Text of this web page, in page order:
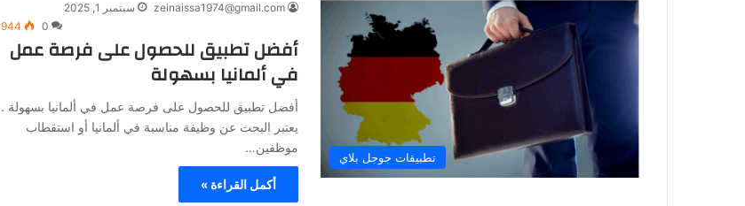
تطبيقات جوجل بلاي
zeinaissa1974@gmail.com
سبتمبر 1, 2025
0
944
أفضل تطبيق للحصول على فرصة عمل
في ألمانيا بسهولة
أفضل تطبيق للحصول على فرصة عمل في ألمانيا بسهولة .
يعتبر البحث عن وظيفة مناسبة في ألمانيا أو استقطاب
موظفين…
أكمل القراءة »